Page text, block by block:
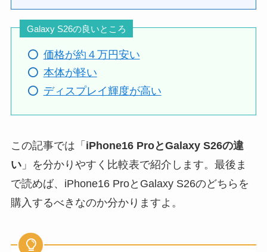
Galaxy S26の良いところ
価格が約４万円安い
本体が軽い
ディスプレイ輝度が高い
この記事では「 iPhone16 ProとGalaxy S26の違
い」を分かりやすく比較表で紹介します。最後ま
で読めば、iPhone16 ProとGalaxy S26のどちらを
購入するべきなのか分かりますよ。